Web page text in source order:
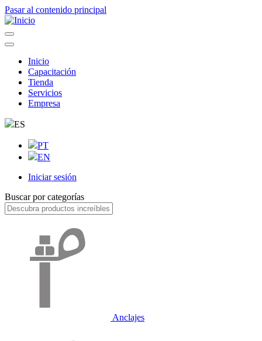
Pasar al contenido principal
Navegação
principal
Inicio
Capacitación
Tienda
Servicios
Empresa
ES
PT
EN
account
menu
Iniciar sesión
Buscar por categorías
Anclajes